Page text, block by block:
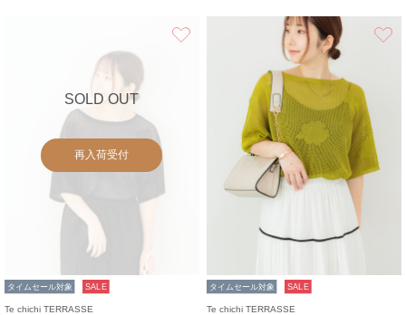
SOLD OUT
再入荷受付
タイムセール対象 SALE
Te chichi TERRASSE
タイムセール対象 SALE
Te chichi TERRASSE